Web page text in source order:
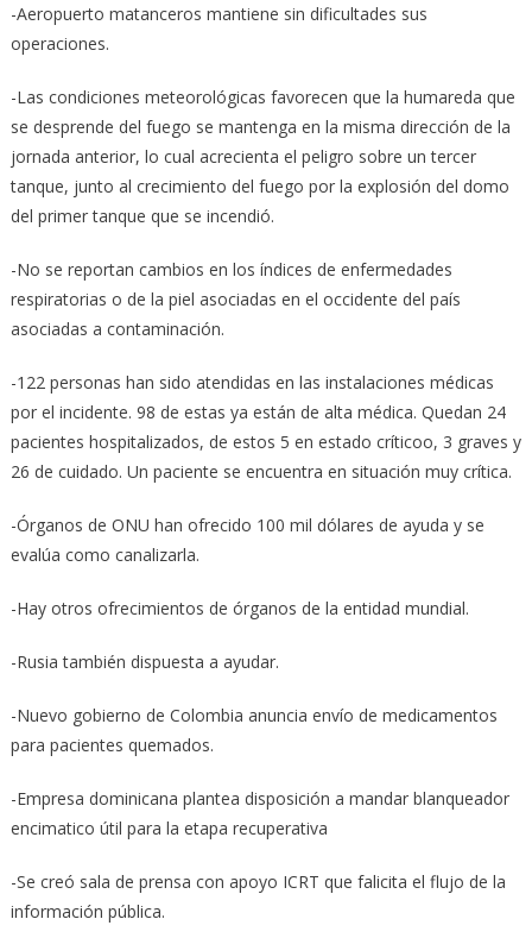
-Aeropuerto matanceros mantiene sin dificultades sus
operaciones.
-Las condiciones meteorológicas favorecen que la humareda que
se desprende del fuego se mantenga en la misma dirección de la
jornada anterior, lo cual acrecienta el peligro sobre un tercer
tanque, junto al crecimiento del fuego por la explosión del domo
del primer tanque que se incendió.
-No se reportan cambios en los índices de enfermedades
respiratorias o de la piel asociadas en el occidente del país
asociadas a contaminación.
-122 personas han sido atendidas en las instalaciones médicas
por el incidente. 98 de estas ya están de alta médica. Quedan 24
pacientes hospitalizados, de estos 5 en estado críticoo, 3 graves y
26 de cuidado. Un paciente se encuentra en situación muy crítica.
-Órganos de ONU han ofrecido 100 mil dólares de ayuda y se
evalúa como canalizarla.
-Hay otros ofrecimientos de órganos de la entidad mundial.
-Rusia también dispuesta a ayudar.
-Nuevo gobierno de Colombia anuncia envío de medicamentos
para pacientes quemados.
-Empresa dominicana plantea disposición a mandar blanqueador
encimatico útil para la etapa recuperativa
-Se creó sala de prensa con apoyo ICRT que falicita el flujo de la
información pública.